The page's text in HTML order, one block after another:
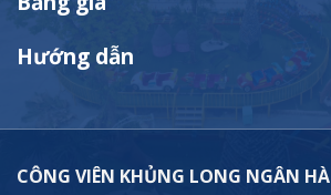
Hướng dẫn
CÔNG VIÊN KHỦNG LONG NGÂN HÀ